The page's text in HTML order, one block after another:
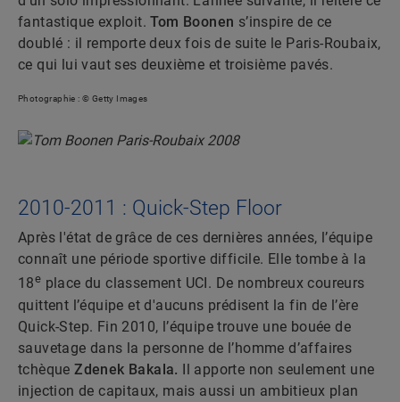
fantastique exploit.Tom Boonen s’inspire de ce
doublé : il remporte deux fois de suite le Paris-Roubaix,
ce qui lui vaut ses deuxième et troisième pavés.
Photographie : © Getty Images
2010-2011 : Quick-Step Floor
Après l'état de grâce de ces dernières années, l’équipe
connaît une période sportive difficile. Elle tombe à la
18e place du classement UCI. De nombreux coureurs
quittent l’équipe et d'aucuns prédisent la fin de l’ère
Quick-Step. Fin 2010, l’équipe trouve une bouée de
sauvetage dans la personne de l’homme d’affaires
tchèqueZdenek Bakala. Il apporte non seulement une
injection de capitaux, mais aussi un ambitieux plan